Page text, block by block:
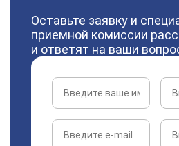
Оставьте заявку и
приемной комиссии
и ответят на ваши